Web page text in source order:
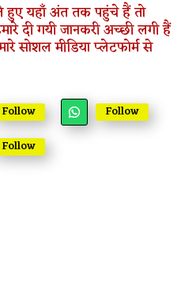
हुए यहाँ अंत तक पहुंचे हैं तो
दी गयी जानकरी अच्छी लगी हैं
मीडिया प्लेटफोर्म से
Follow
Follow
Follow